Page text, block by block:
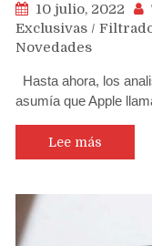
10 julio, 2022
Exclusivas /
Novedades
Hasta ahora, los
asumía que Apple
Lee más